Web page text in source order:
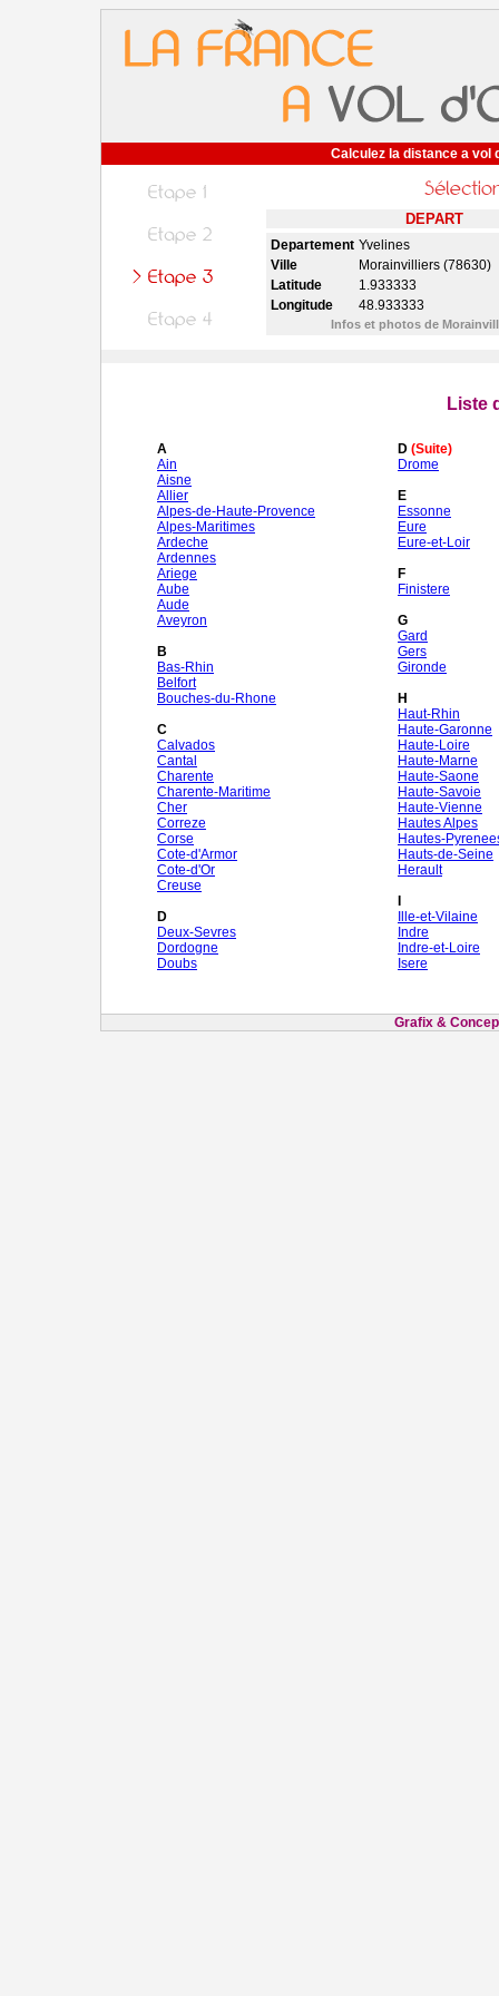
Calculez la distance a vol
DEPART
Departement Yvelines
Ville
Morainvilliers (78630)
Latitude
1.933333
Longitude
48.933333
Infos et photos de
Liste
A
Ain
Aisne
Allier
Alpes-de-Haute-Provence
Alpes-Maritimes
Ardeche
Ardennes
Ariege
Aube
Aude
Aveyron
B
Bas-Rhin
Belfort
Bouches-du-Rhone
C
Calvados
Cantal
Charente
Charente-Maritime
Cher
Correze
Corse
Cote-d'Armor
Cote-d'Or
Creuse
D
Deux-Sevres
Dordogne
Doubs
D (Suite)
Drome
E
Essonne
Eure
Eure-et-Loir
F
Finistere
G
Gard
Gers
Gironde
H
Haut-Rhin
Haute-Garonne
Haute-Loire
Haute-Marne
Haute-Saone
Haute-Savoie
Haute-Vienne
Hautes Alpes
Hautes-
Hauts-de-Seine
Herault
Ille-et-Vilaine
Indre
Indre-et-Loire
Isere
Grafix &